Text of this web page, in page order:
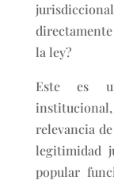
la ley?
Este es
relevancia
legitimidad
popular